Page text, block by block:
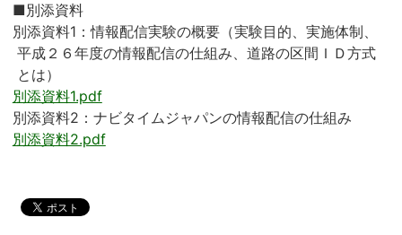
■別添資料
別添資料1：情報配信実験の概要（実験目的、実施体制、
平成２６年度の情報配信の仕組み、道路の区間ＩＤ方式
とは）
別添資料1.pdf
別添資料2：ナビタイムジャパンの情報配信の仕組み
別添資料2.pdf